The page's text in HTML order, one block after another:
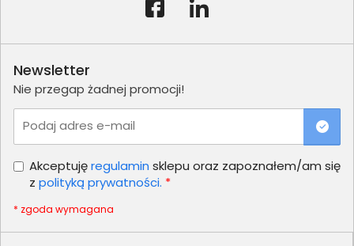
Newsletter
Nie przegap żadnej promocji!
Podaj adres e-mail
Akceptujęregulamin sklepu oraz zapoznałem/am się
z polityką prywatności. *
* zgoda wymagana